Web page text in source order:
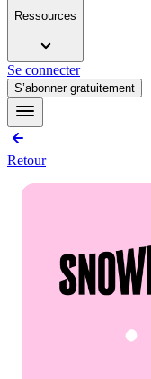
Ressources
Se connecter
S’abonner gratuitement
Retour